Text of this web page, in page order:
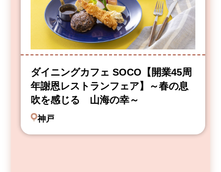
ダイニングカフェ SOCO【開業45周
年謝恩レストランフェア】～春の息
吹を感じる 山海の幸～
神戸